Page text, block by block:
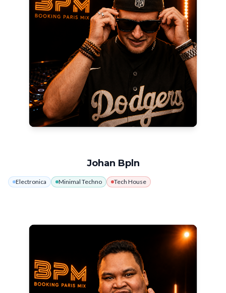
Johan Bpln
Electronica Minimal Techno Tech House